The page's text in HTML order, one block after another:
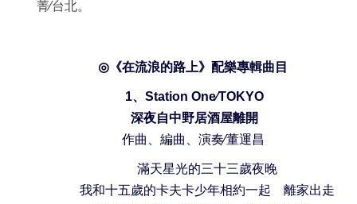
菁∕台北。
◎ 《在流浪的路上》配樂專輯曲目
1、 Station One∕TOKYO
深夜自中野居酒屋離開
作曲、編曲、演奏∕董運昌
滿天星光的三十三歲夜晚
我和十五歲的卡夫卡少年相約一起 離家出走